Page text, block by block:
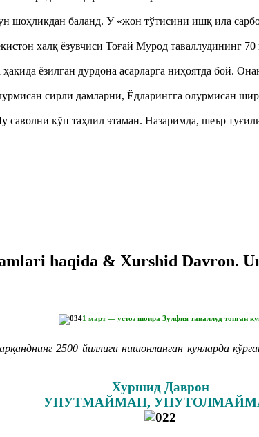
баланд. У «жон тўтисини ишқ ила
халқ ёзувчиси Тоғай Мурод
ёзилган дурдона асарларга ниҳоятда бой.
сирли дамларни, Ёдларингга олурмисан
кўп таҳлил этаман. Назаримда, шеър
haqida & Xurshid Davron.
1 март — устоз шоира Зулфия таваллуд топган
2500 йиллиги нишонланган кунларда
Хуршид Даврон
УНУТМАЙМАН,